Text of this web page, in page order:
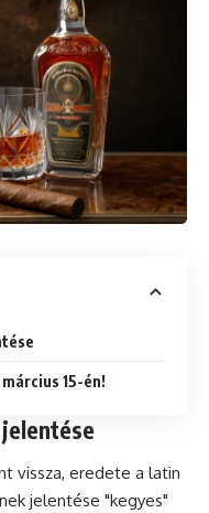
15-én!
vissza, eredete a latin
jelentése "kegyes"